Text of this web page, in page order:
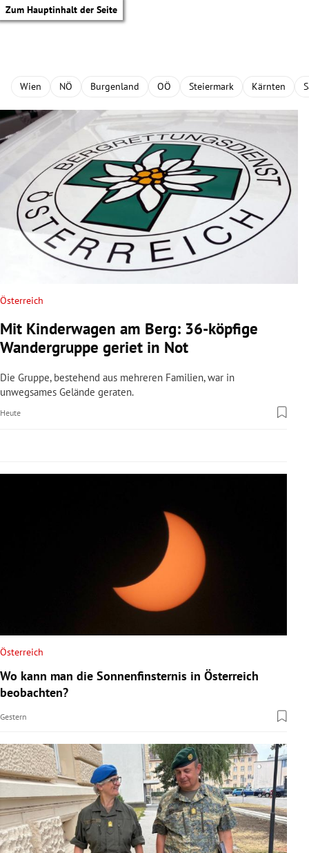
Zum Hauptinhalt der Seite
Untermenü
Untermenü
Untermenü
Wien NÖ Burgenland OÖ Steiermark Kärnten
Österreich
Mit Kinderwagen am Berg: 36-köpfige
Wandergruppe geriet in Not
Die Gruppe, bestehend aus mehreren Familien, war in
unwegsames Gelände geraten.
Heute
Österreich
Wo kann man die Sonnenfinsternis in Österreich
beobachten?
Gestern